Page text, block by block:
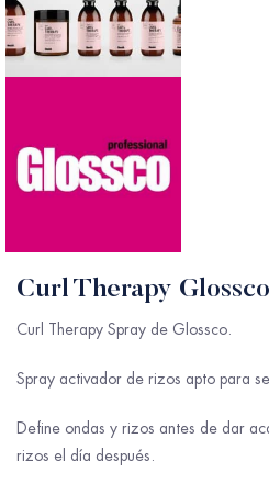
Curl Therapy
Curl Therapy Spray de Glossco.
Spray activador de rizos apto para
Define ondas y rizos antes de dar
rizos el día después.